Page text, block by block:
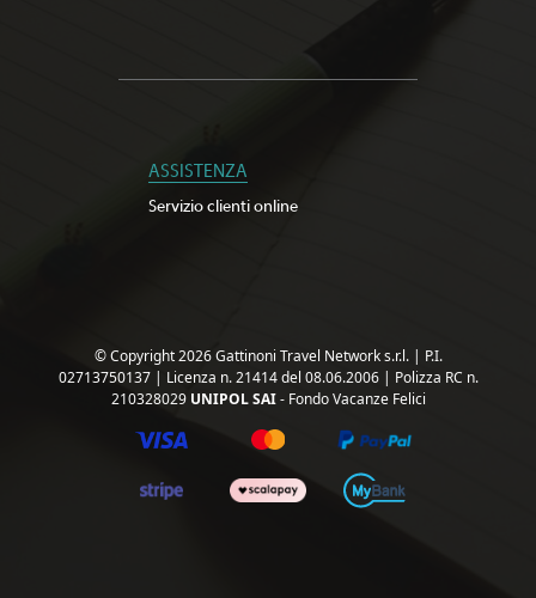
ASSISTENZA
Servizio clienti online
© Copyright 2026 Gattinoni Travel Network s.r.l. | P.I.
02713750137 | Licenza n. 21414 del 08.06.2006 | Polizza RC n.
210328029 UNIPOL SAI- Fondo Vacanze Felici